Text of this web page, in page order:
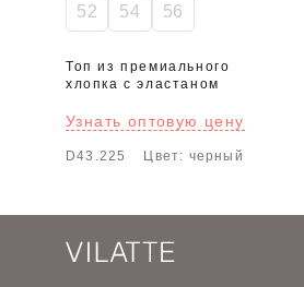
52 54 56
Топ из премиального
хлопка с эластаном
Узнать оптовую цену
D43.225 Цвет: черный